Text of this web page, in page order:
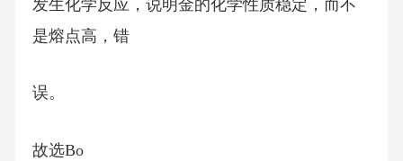
发生化学反应，说明金的化学性质稳定，而不
是熔点高，错
误。
故选Bo